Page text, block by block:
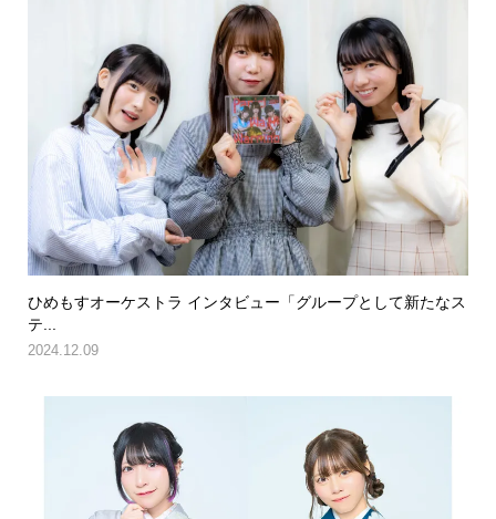
ひめもすオーケストラ インタビュー「グループとして新たなス
テ...
2024.12.09